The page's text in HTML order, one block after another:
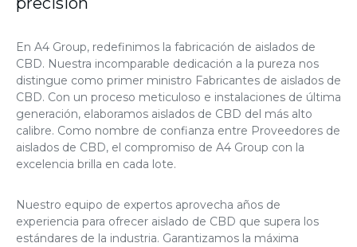
En A4 Group, redefinimos la fabricación de aislados de
CBD. Nuestra incomparable dedicación a la pureza nos
distingue como primer ministro Fabricantes de aislados de
CBD. Con un proceso meticuloso e instalaciones de última
generación, elaboramos aislados de CBD del más alto
calibre. Como nombre de confianza entre Proveedores de
aislados de CBD, el compromiso de A4 Group con la
excelencia brilla en cada lote.
Nuestro equipo de expertos aprovecha años de
experiencia para ofrecer aislado de CBD que supera los
estándares de la industria. Garantizamos la máxima